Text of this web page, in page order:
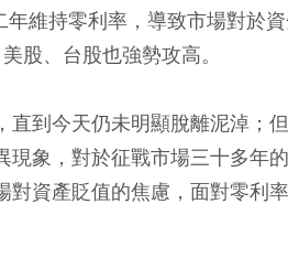
年維持零利率，導致市場對於
股、台股也強勢攻高。
到今天仍未明顯脫離泥淖；
象，對於征戰市場三十多年
對資產貶值的焦慮，面對零利